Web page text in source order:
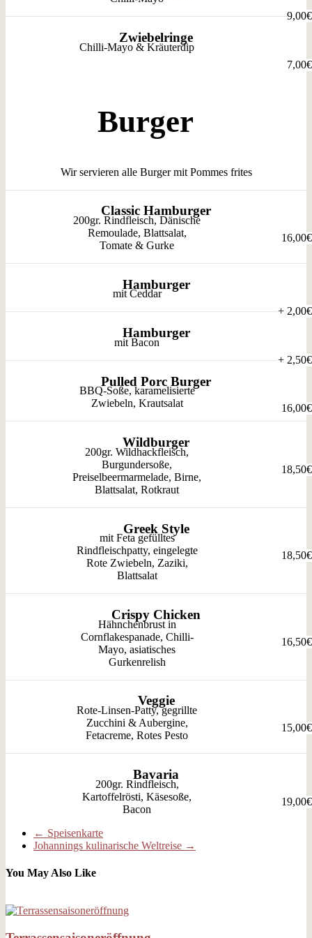
9,00€
Zwiebelringe
7,00€
Chilli-Mayo & Kräuterdip
Burger
Wir servieren alle Burger mit Pommes frites
Classic Hamburger
16,00€
200gr. Rindfleisch, Dänische
Remoulade, Blattsalat,
Tomate & Gurke
Hamburger
+ 2,00€
mit Ceddar
Hamburger
+ 2,50€
mit Bacon
Pulled Porc Burger
16,00€
BBQ-Soße, karamelisierte
Zwiebeln, Krautsalat
Wildburger
18,50€
200gr. Wildhackfleisch,
Burgundersoße,
Preiselbeermarmelade, Birne,
Blattsalat, Rotkraut
Greek Style
18,50€
mit Feta gefülltes
Rindfleischpatty, eingelegte
Rote Zwiebeln, Zaziki,
Blattsalat
Crispy Chicken
16,50€
Hähnchenbrust in
Cornflakespanade, Chilli-
Mayo, asiatisches
Gurkenrelish
Veggie
15,00€
Rote-Linsen-Patty, gegrillte
Zucchini & Aubergine,
Fetacreme, Rotes Pesto
Bavaria
19,00€
200gr. Rindfleisch,
Kartoffelrösti, Käsesoße,
Bacon
← Speisenkarte
Johannings kulinarische Weltreise →
You May Also Like